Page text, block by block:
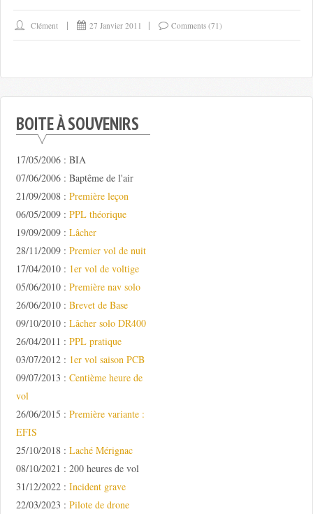
Clément 27 Janvier 2011 Comments (71)
BOITE À SOUVENIRS
17/05/2006 : BIA
07/06/2006 : Baptême de l'air
21/09/2008 : Première leçon
06/05/2009 : PPL théorique
19/09/2009 : Lâcher
28/11/2009 : Premier vol de nuit
17/04/2010 : 1er vol de voltige
05/06/2010 : Première nav solo
26/06/2010 : Brevet de Base
09/10/2010 : Lâcher solo DR400
26/04/2011 : PPL pratique
03/07/2012 : 1er vol saison PCB
09/07/2013 : Centième heure de
vol
26/06/2015 : Première variante :
EFIS
25/10/2018 : Laché Mérignac
08/10/2021 : 200 heures de vol
31/12/2022 : Incident grave
22/03/2023 : Pilote de drone